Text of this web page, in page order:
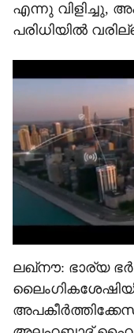
a
e
എന്നു വിളിച്ചു,
പരിധിയിൽ
ലഖ്നൗ: ഭാര്യ